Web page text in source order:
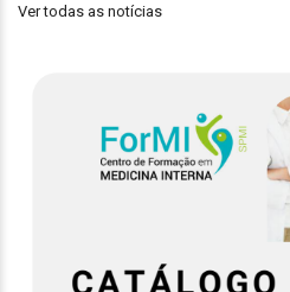
Ver todas as notícias